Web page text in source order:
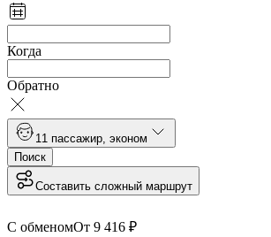
Когда
Обратно
1 1 пассажир эконом
Поиск
Составить сложный маршрут
С обменомОт 9 416 ₽